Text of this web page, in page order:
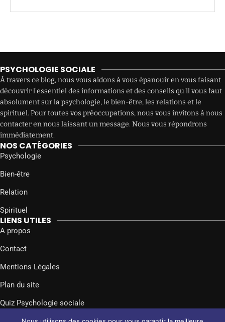
PSYCHOLOGIE SOCIALE
À travers ce blog, nous vous aidons à vous épanouir en vous faisant
découvrir l’essentiel des informations et des conseils qu’il vous faut
absolument sur la psychologie, le bien-être, les relations et le
spirituel. Pour toutes vos préoccupations, nous vous invitons à nous
contacter en nous laissant un message. Nous vous répondrons
immédiatement.
NOS CATÉGORIES
Psychologie
Bien-être
Relation
Spirituel
LIENS UTILES
A propos
Contact
Mentions Légales
Plan du site
Quiz Psychologie sociale